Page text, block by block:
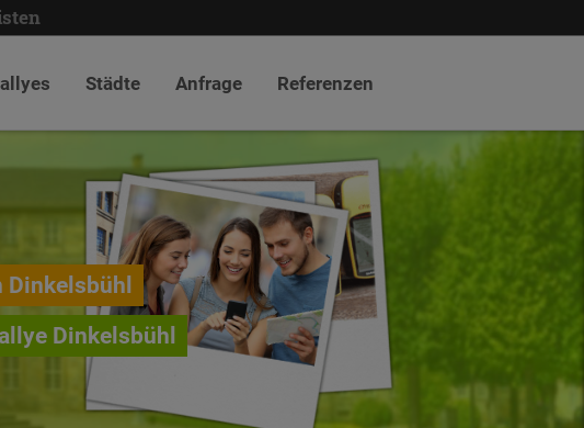
Städte Anfrage Referenzen
Dinkelsbühl